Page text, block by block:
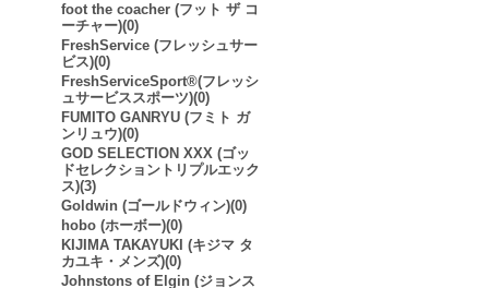
foot the coacher (フット ザ コ
ーチャー)(0)
FreshService (フレッシュサー
ビス)(0)
FreshServiceSport®︎(フレッシ
ュサービススポーツ)(0)
FUMITO GANRYU (フミト ガ
ンリュウ)(0)
GOD SELECTION XXX (ゴッ
ドセレクショントリプルエック
ス)(3)
Goldwin (ゴールドウィン)(0)
hobo (ホーボー)(0)
KIJIMA TAKAYUKI (キジマ タ
カユキ・メンズ)(0)
Johnstons of Elgin (ジョンス